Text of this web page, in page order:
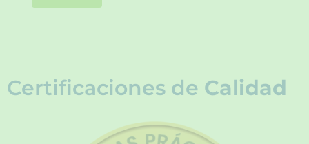
Certificaciones de Calidad